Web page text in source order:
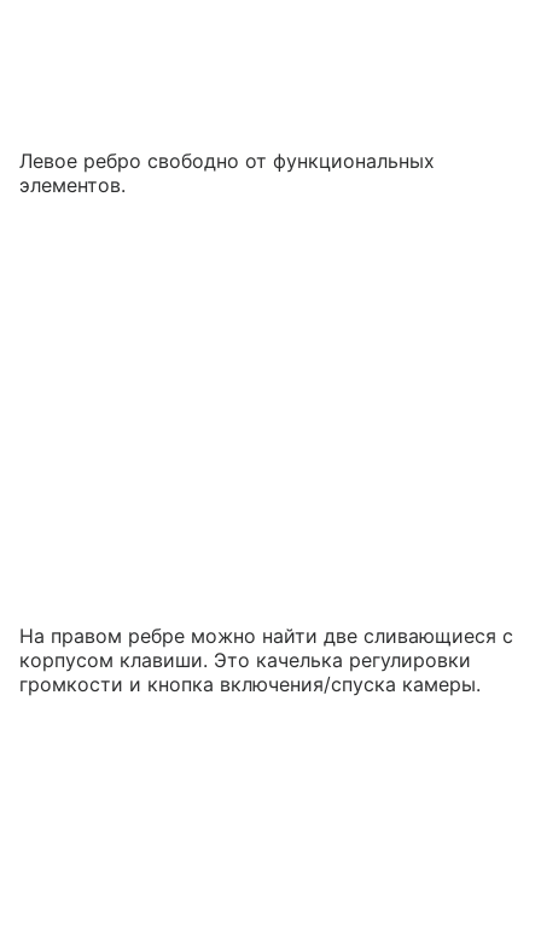
Левое ребро свободно от функциональных
элементов.
На правом ребре можно найти две сливающиеся с
корпусом клавиши. Это качелька регулировки
громкости и кнопка включения/спуска камеры.